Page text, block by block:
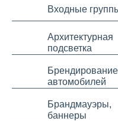
Входные
Архитектурная
подсветка
Брендирование
автомобилей
Брандмауэры,
баннеры